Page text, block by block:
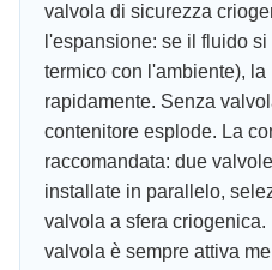
valvola di sicurezza
l'espansione: se il fluido
termico con l'ambiente),
rapidamente. Senza
contenitore esplode. La
raccomandata: due
installate in parallelo,
valvola a sfera criogenica.
valvola è sempre attiva